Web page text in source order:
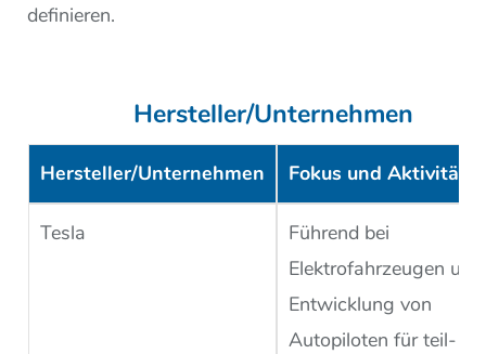
definieren.
Hersteller/Unternehmen
Hersteller/Unternehmen Fokus und
Tesla
Führend bei
Elektrofahrzeugen und
Entwicklung von
Autopiloten für teil-